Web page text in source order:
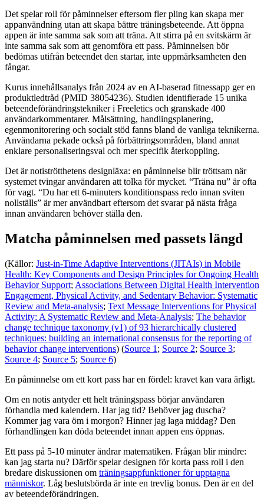
Det spelar roll för påminnelser eftersom fler pling kan skapa mer
appanvändning utan att skapa bättre träningsbeteende. Att öppna
appen är inte samma sak som att träna. Att stirra på en svitskärm är
inte samma sak som att genomföra ett pass. Påminnelsen bör
bedömas utifrån beteendet den startar, inte uppmärksamheten den
fångar.
Kurus innehållsanalys från 2024 av en AI-baserad fitnessapp ger en
produktledtråd (PMID 38054236). Studien identifierade 15 unika
beteendeförändringstekniker i Freeletics och granskade 400
användarkommentarer. Målsättning, handlingsplanering,
egenmonitorering och socialt stöd fanns bland de vanliga teknikerna.
Användarna pekade också på förbättringsområden, bland annat
enklare personaliseringsval och mer specifik återkoppling.
Det är notiströtthetens designläxa: en påminnelse blir tröttsam när
systemet tvingar användaren att tolka för mycket. “Träna nu” är ofta
för vagt. “Du har ett 6-minuters konditionspass redo innan sviten
nollställs” är mer användbart eftersom det svarar på nästa fråga
innan användaren behöver ställa den.
Matcha påminnelsen med passets längd
(Källor: Just-in-Time Adaptive Interventions (JITAIs) in Mobile
Health: Key Components and Design Principles for Ongoing Health
Behavior Support; Associations Between Digital Health Intervention
Engagement, Physical Activity, and Sedentary Behavior: Systematic
Review and Meta-analysis; Text Message Interventions for Physical
Activity: A Systematic Review and Meta-Analysis; The behavior
change technique taxonomy (v1) of 93 hierarchically clustered
techniques: building an international consensus for the reporting of
behavior change interventions) (Source 1 ; Source 2; Source 3;
Source 4; Source 5; Source 6)
En påminnelse om ett kort pass har en fördel: kravet kan vara ärligt.
Om en notis antyder ett helt träningspass börjar användaren
förhandla med kalendern. Har jag tid? Behöver jag duscha?
Kommer jag vara öm i morgon? Hinner jag laga middag? Den
förhandlingen kan döda beteendet innan appen ens öppnas.
Ett pass på 5-10 minuter ändrar matematiken. Frågan blir mindre:
kan jag starta nu? Därför spelar designen för korta pass roll i den
bredare diskussionen om träningsappfunktioner för upptagna
människor. Låg beslutsbörda är inte en trevlig bonus. Den är en del
av beteendeförändringen.